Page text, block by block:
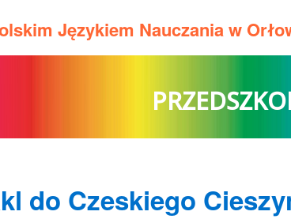
Językiem Nauczania w
do Czeskiego